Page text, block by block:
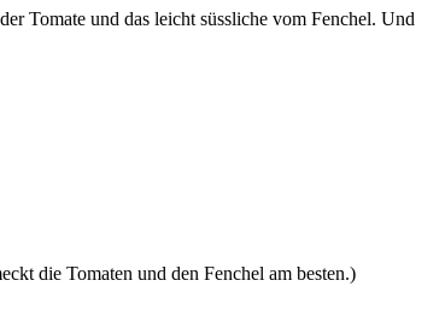
Tomate und das leicht süssliche vom Fenchel. Und
die Tomaten und den Fenchel am besten.)